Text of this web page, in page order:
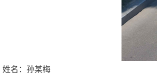
姓名：孙某梅